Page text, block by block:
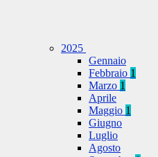
2025
Gennaio
Febbraio 1
Marzo 1
Aprile
Maggio 1
Giugno
Luglio
Agosto